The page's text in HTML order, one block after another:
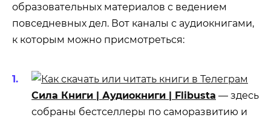
образовательных материалов с ведением
повседневных дел. Вот каналы с аудиокнигами,
к которым можно присмотреться:
Сила Книги | Аудиокниги | Flibusta — здесь
собраны бестселлеры по саморазвитию и